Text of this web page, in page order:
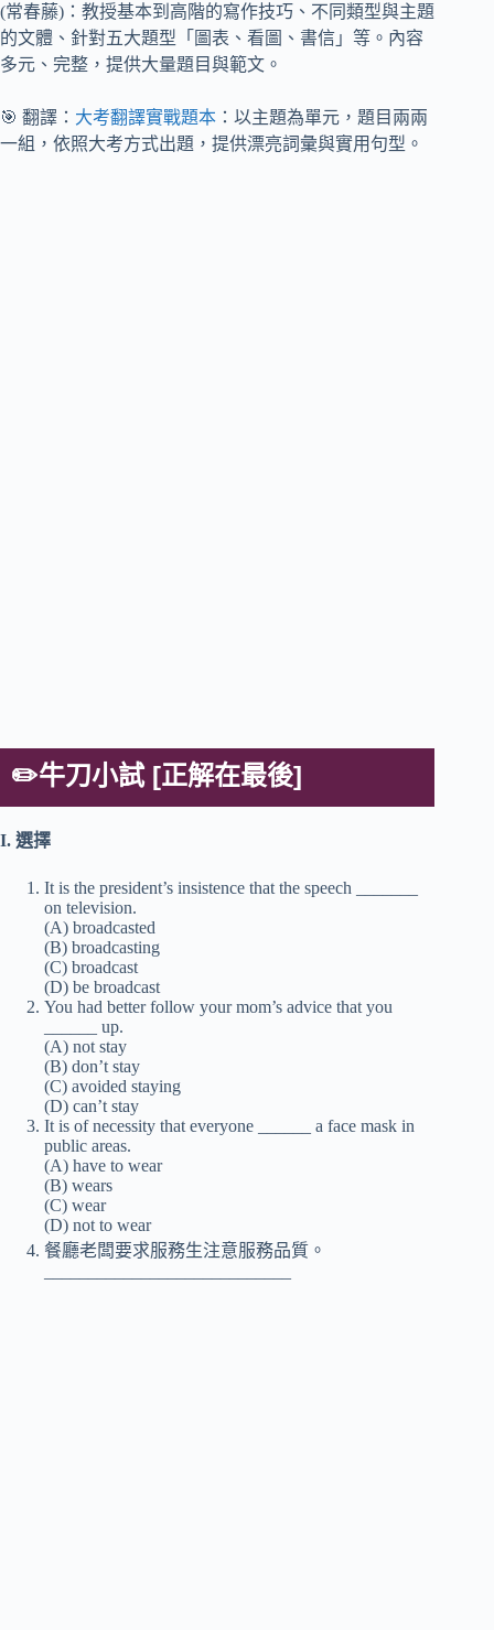
(常春藤)：教授基本到高階的寫作技巧、不同類型與主題
的文體、針對五大題型「圖表、看圖、書信」等。內容
多元、完整，提供大量題目與範文。
🎯 翻譯： 大考翻譯實戰題本 ：以主題為單元，題目兩兩
一組，依照大考方式出題，提供漂亮詞彙與實用句型。
✏️牛刀小試 [正解在最後]
I. 選擇
It is the president’s insistence that the speech _______
on television.
(A) broadcasted
(B) broadcasting
(C) broadcast
(D) be broadcast
You had better follow your mom’s advice that you
______ up.
(A) not stay
(B) don’t stay
(C) avoided staying
(D) can’t stay
It is of necessity that everyone ______ a face mask in
public areas.
(A) have to wear
(B) wears
(C) wear
(D) not to wear
餐廳老闆要求服務生注意服務品質。